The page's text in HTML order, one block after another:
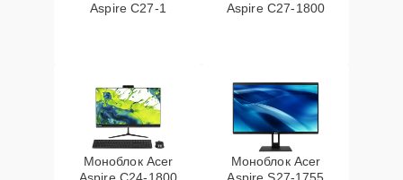
Aspire C27-1
Aspire C27-1800
Моноблок Acer
Моноблок Acer